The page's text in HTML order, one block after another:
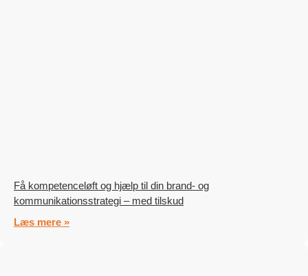
Få kompetenceløft og hjælp til din brand- og
kommunikationsstrategi – med tilskud
Læs mere »